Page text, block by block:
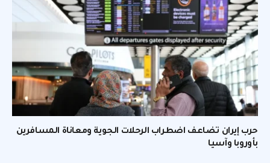
حرب إيران تضاعف اضطراب الرحلات الجوية ومعاناة المسافرين
بأوروبا وآسيا